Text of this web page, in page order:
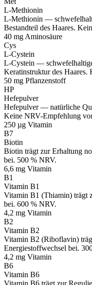
L-Methionin
L-Methionin —
Bestandteil des Haares.
40 mg Aminosäure
Cys
L-Cystein
L-Cystein —
Keratinstruktur des
50 mg Pflanzenstoff
HP
Hefepulver
Hefepulver — natürliche
Keine NRV-Empfehlung
250 µg Vitamin
B7
Biotin
Biotin trägt zur Erhaltung
bei. 500 % NRV.
6,6 mg Vitamin
B1
Vitamin B1
Vitamin B1 (Thiamin) trägt
bei. 600 % NRV.
4,2 mg Vitamin
B2
Vitamin B2
Vitamin B2 (Riboflavin)
Energiestoffwechsel bei.
4,2 mg Vitamin
B6
Vitamin B6
Vitamin B6 trägt zur